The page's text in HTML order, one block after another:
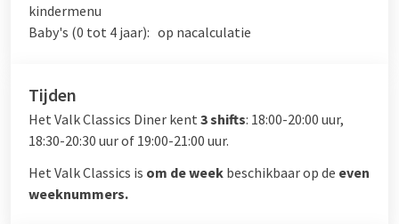
kindermenu
Baby's (0 tot 4 jaar): op nacalculatie
Tijden
Het Valk Classics Diner kent 3 shifts: 18:00-20:00 uur,
18:30-20:30 uur of 19:00-21:00 uur.
Het Valk Classics is om de week beschikbaar op de even
weeknummers.